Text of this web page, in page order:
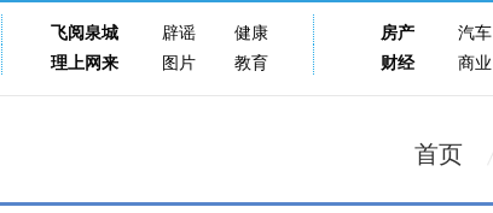
飞阅泉城 辟谣 健康 房产 汽车
理上网来 图片 教育 财经 商业
首页